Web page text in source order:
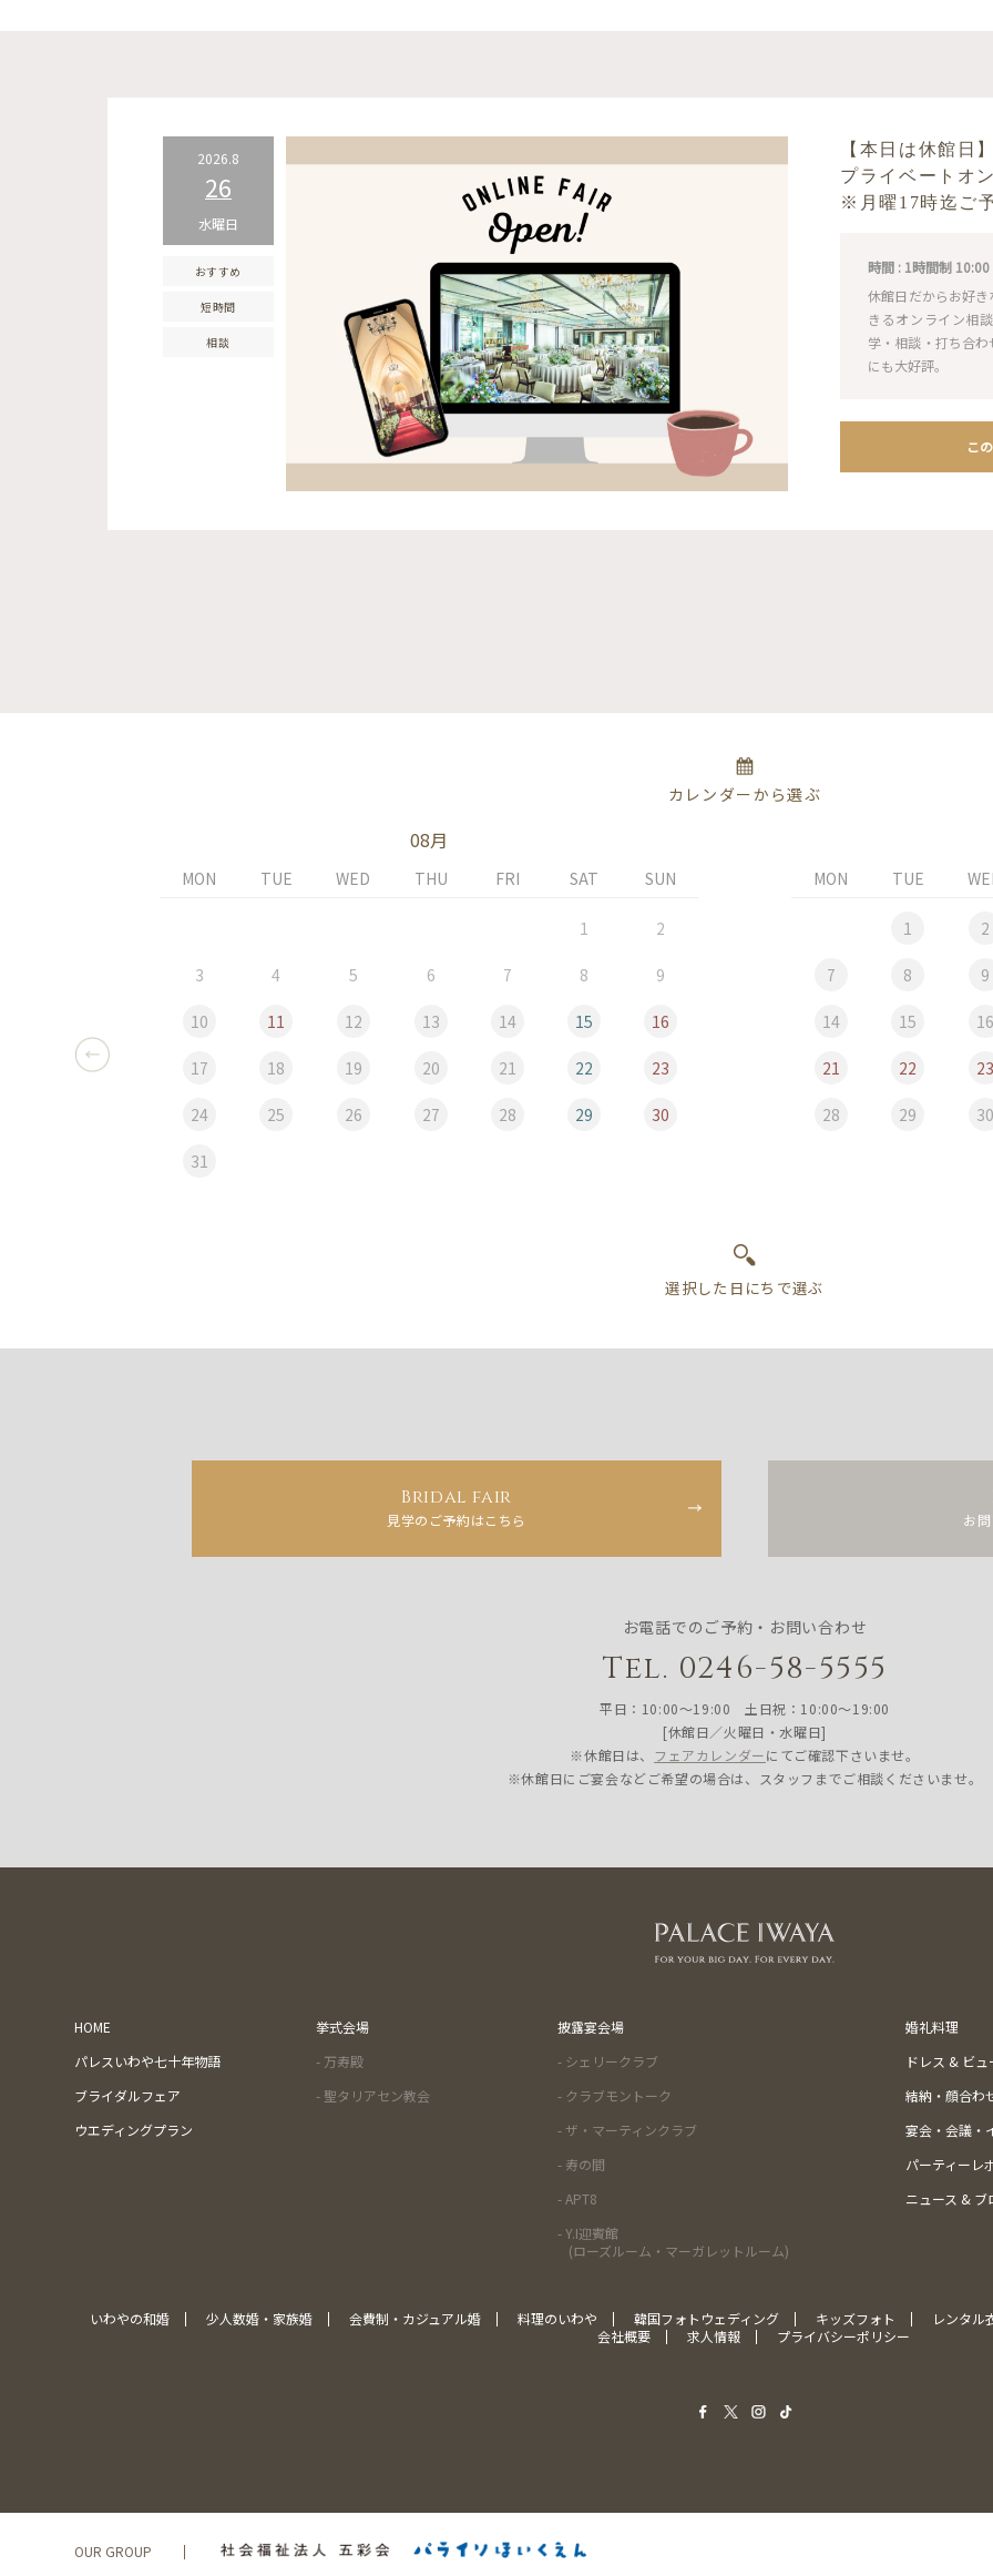
2026.8
26
水曜日
おすすめ
短時間
相談
【本日は休館日】
プライベートオ
※月曜17時迄ご
時間 : 1時間制
休館日だからお好
きるオンライン相
学・相談・打ち合
にも大好評。
こ
カレンダーから選ぶ
08月
MON TUE WED THU FRI SAT SUN
1 2
3 4 5 6 7 8 9
10 11 12 13 14 15 16
17 18 19 20 21 22 23
24 25 26 27 28 29 30
31
MON TUE
1 2
7 8 9
14 15 16
21 22 23
28 29 30
Bridal fair
見学のご予約はこちら お
お電話でのご予約・お問い合わせ
Tel. 0246-58-5555
平日：10:00〜19:00 土日祝：10:00〜19:00
[休館日／火曜日・水曜日]
※休館日は、 フェアカレンダーにてご確認下さいませ。
※休館日にご宴会などご希望の場合は、スタッフまでご相談くださいませ。
HOME
パレスいわや七十年物語
ブライダルフェア
ウエディングプラン
挙式会場
- 万寿殿
- 聖タリアセン教会
披露宴会場
- シェリークラブ
- クラブモントーク
- ザ・マーティンクラブ
- 寿の間
- APT8
- Y.I迎賓館
(ローズルーム・マーガレットルーム)
婚礼料理
ドレス & ビュ
結納・顔合わ
宴会・会議・
パーティーレ
ニュース & ブ
いわやの和婚 少人数婚・家族婚 会費制・カジュアル婚 料理のいわや 韓国フォトウェディング キッズフォト レンタル
会社概要
求人情報 プライバシーポリシー
OUR GROUP